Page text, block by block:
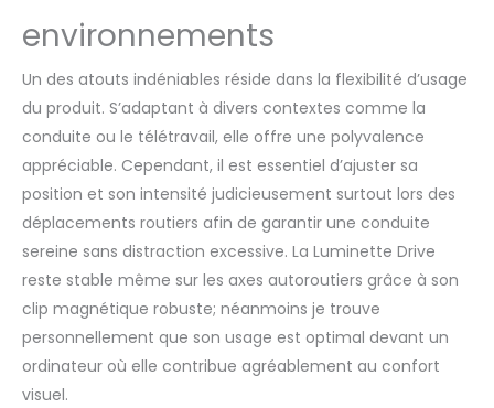
environnements
Un des atouts indéniables réside dans la flexibilité d’usage
du produit. S’adaptant à divers contextes comme la
conduite ou le télétravail, elle offre une polyvalence
appréciable. Cependant, il est essentiel d’ajuster sa
position et son intensité judicieusement surtout lors des
déplacements routiers afin de garantir une conduite
sereine sans distraction excessive. La Luminette Drive
reste stable même sur les axes autoroutiers grâce à son
clip magnétique robuste; néanmoins je trouve
personnellement que son usage est optimal devant un
ordinateur où elle contribue agréablement au confort
visuel.